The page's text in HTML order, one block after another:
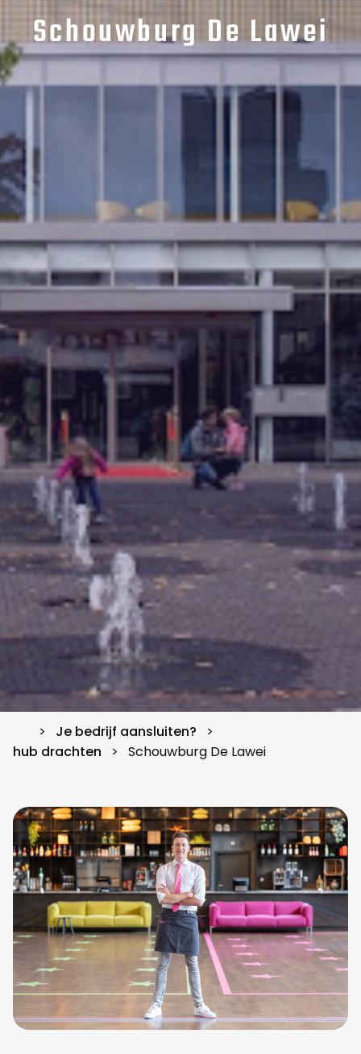
Schouwburg De Lawei
Je bedrijf aansluiten?
hub drachten
Schouwburg De Lawei